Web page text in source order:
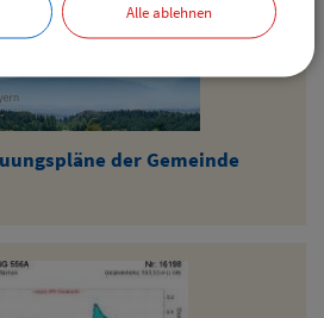
der Gemeinde
Alle ablehnen